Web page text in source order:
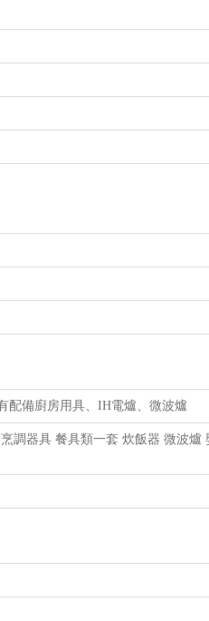
配備廚房用具、IH電爐、微波爐
調器具 餐具類一套 炊飯器 微波爐